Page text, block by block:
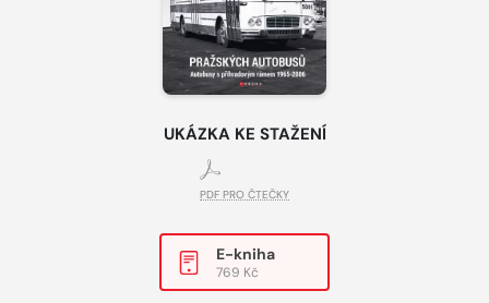
UKÁZKA KE STAŽENÍ
PDF PRO ČTEČKY
E-kniha
769 Kč